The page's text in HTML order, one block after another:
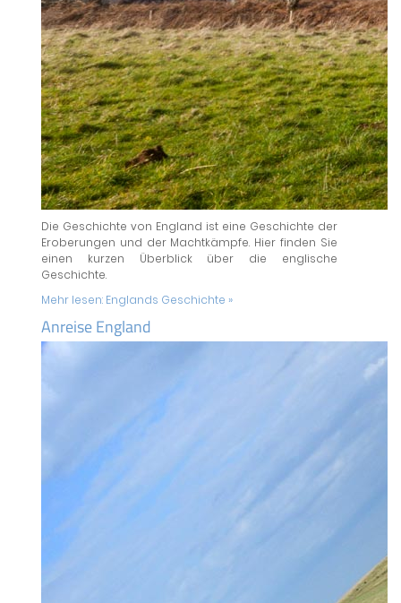
Die Geschichte von England ist eine Geschichte der
Eroberungen und der Machtkämpfe. Hier finden Sie
einen kurzen Überblick über die englische
Geschichte.
Mehr lesen: Englands Geschichte »
Anreise England